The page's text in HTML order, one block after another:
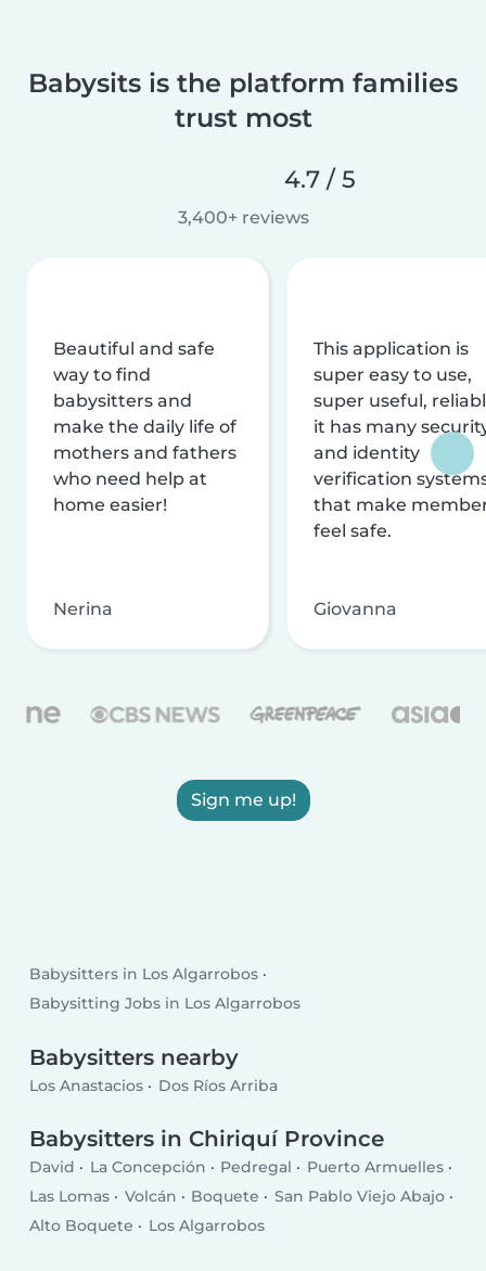
Babysits is the platform families
trust most
4.7 / 5
3,400+ reviews
Beautiful and safe
way to find
babysitters and
make the daily life of
mothers and fathers
who need help at
home easier!
Nerina
This application is
super easy to use,
super useful,
it has many
and identity
verification
that make
feel safe.
Giovanna
Sign me up!
Babysitters in Los Algarrobos
Babysitting Jobs in Los Algarrobos
Babysitters nearby
Los Anastacios Dos Ríos Arriba
Babysitters in Chiriquí Province
David La Concepción Pedregal
Puerto Armuelles
Las Lomas
Volcán Boquete
San Pablo Viejo Abajo
Alto Boquete
Los Algarrobos